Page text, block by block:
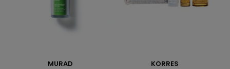
MURAD KORRES